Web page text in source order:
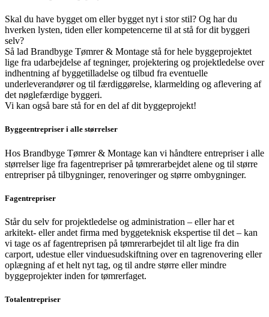
Skal du have bygget om eller bygget nyt i stor stil? Og har du
hverken lysten, tiden eller kompetencerne til at stå for dit byggeri
selv?
Så lad Brandbyge Tømrer & Montage stå for hele byggeprojektet
lige fra udarbejdelse af tegninger, projektering og projektledelse over
indhentning af byggetilladelse og tilbud fra eventuelle
underleverandører og til færdiggørelse, klarmelding og aflevering af
det nøglefærdige byggeri.
Vi kan også bare stå for en del af dit byggeprojekt!
Byggeentrepriser i alle størrelser
Hos Brandbyge Tømrer & Montage kan vi håndtere entrepriser i alle
størrelser lige fra fagentrepriser på tømrerarbejdet alene og til større
entrepriser på tilbygninger, renoveringer og større ombygninger.
Fagentrepriser
Står du selv for projektledelse og administration – eller har et
arkitekt- eller andet firma med byggeteknisk ekspertise til det – kan
vi tage os af fagentreprisen på tømrerarbejdet til alt lige fra din
carport, udestue eller vinduesudskiftning over en tagrenovering eller
oplægning af et helt nyt tag, og til andre større eller mindre
byggeprojekter inden for tømrerfaget.
Totalentrepriser